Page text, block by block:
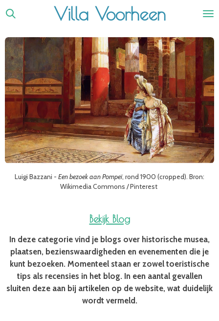
Ga
naar
de
hoofdinhoud
Villa Voorheen
Luigi Bazzani - Een bezoek aan Pompeï, rond 1900 (cropped). Bron:
Wikimedia Commons / Pinterest
Bekijk Blog
In deze categorie vind je blogs over historische musea,
plaatsen, bezienswaardigheden en evenementen die je
kunt bezoeken. Momenteel staan er zowel toeristische
tips als recensies in het blog. In een aantal gevallen
sluiten deze aan bij artikelen op de website, wat duidelijk
wordt vermeld.